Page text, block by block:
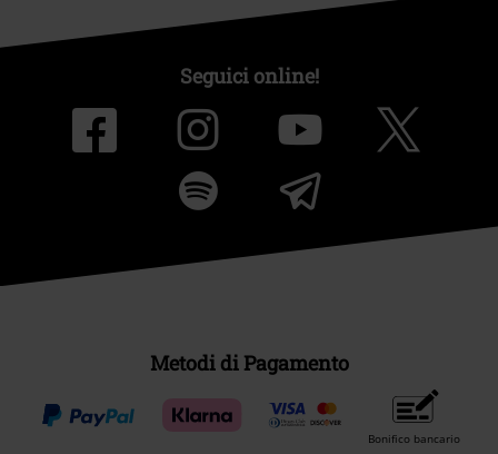
Seguici online!
Metodi di Pagamento
Bonifico bancario